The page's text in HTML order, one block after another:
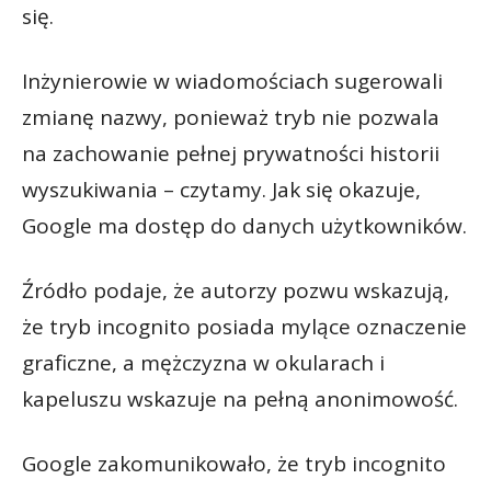
się.
Inżynierowie w wiadomościach sugerowali
zmianę nazwy, ponieważ tryb nie pozwala
na zachowanie pełnej prywatności historii
wyszukiwania – czytamy. Jak się okazuje,
Google ma dostęp do danych użytkowników.
Źródło podaje, że autorzy pozwu wskazują,
że tryb incognito posiada mylące oznaczenie
graficzne, a mężczyzna w okularach i
kapeluszu wskazuje na pełną anonimowość.
Google zakomunikowało, że tryb incognito